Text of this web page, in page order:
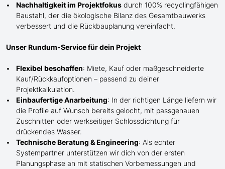
Nachhaltigkeit im Projektfokus durch 100% recyclingfähigen
Baustahl, der die ökologische Bilanz des Gesamtbauwerks
verbessert und die Rückbauplanung vereinfacht.
Unser Rundum-Service für dein Projekt
Flexibel beschaffen: Miete, Kauf oder maßgeschneiderte
Kauf/Rückkaufoptionen – passend zu deiner
Projektkalkulation.
Einbaufertige Anarbeitung: In der richtigen Länge liefern wir
die Profile auf Wunsch bereits gelocht, mit passgenauen
Zuschnitten oder werkseitiger Schlossdichtung für
drückendes Wasser.
Technische Beratung & Engineering: Als echter
Systempartner unterstützen wir dich von der ersten
Planungsphase an mit statischen Vorbemessungen und